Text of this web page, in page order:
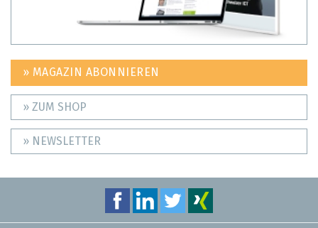
» MAGAZIN ABONNIEREN
» ZUM SHOP
» NEWSLETTER